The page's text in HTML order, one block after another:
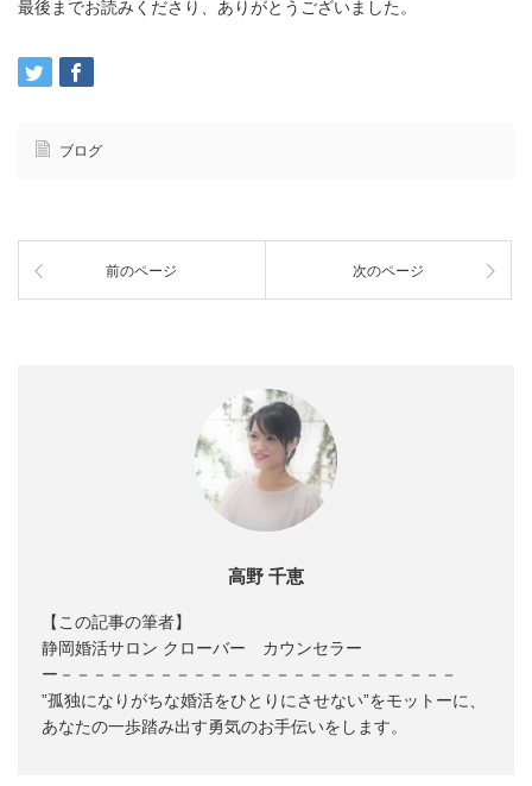
最後までお読みくださり、ありがとうございました。
ブログ
前のページ 次のページ
高野 千恵
【この記事の筆者】
静岡婚活サロン クローバー カウンセラー
ー－－－－－－－－－－－－－－－－－－－－－－－－
”孤独になりがちな婚活をひとりにさせない”をモットーに、
あなたの一歩踏み出す勇気のお手伝いをします。